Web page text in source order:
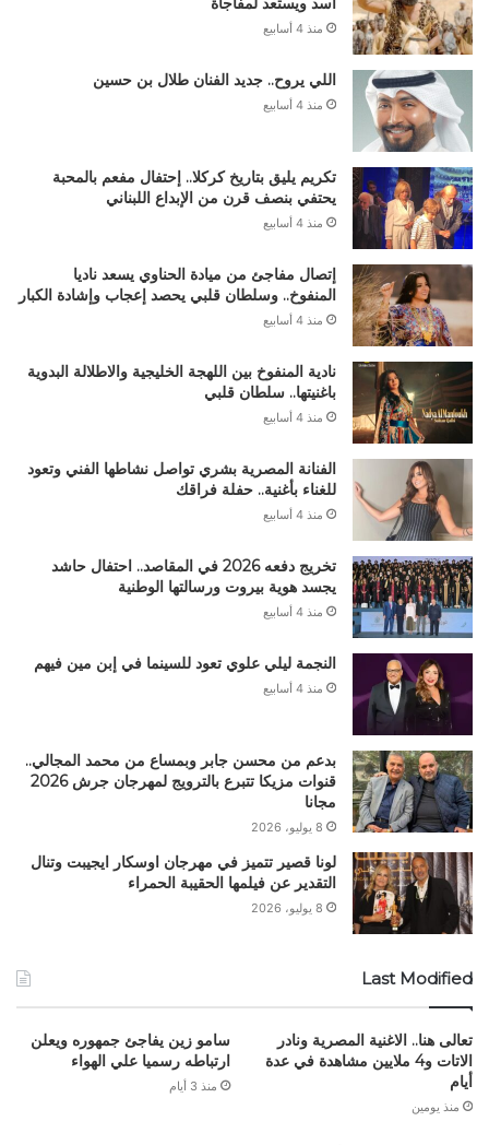
منذ 4 أسابيع
اللي يروح.. جديد الفنان طلال بن حسين
منذ 4 أسابيع
تكريم يليق بتاريخ كركلا.. إحتفال مفعم بالمحبة
يحتفي بنصف قرن من الإبداع اللبناني
منذ 4 أسابيع
إتصال مفاجئ من ميادة الحناوي يسعد ناديا
المنفوخ.. وسلطان قلبي يحصد إعجاب وإشادة الكبار
منذ 4 أسابيع
نادية المنفوخ بين اللهجة الخليجية والاطلالة البدوية
باغنيتها.. سلطان قلبي
منذ 4 أسابيع
الفنانة المصرية بشري تواصل نشاطها الفني وتعود
للغناء بأغنية.. حفلة فراقك
منذ 4 أسابيع
تخريج دفعه 2026 في المقاصد.. احتفال حاشد
يجسد هوية بيروت ورسالتها الوطنية
منذ 4 أسابيع
النجمة ليلي علوي تعود للسينما في إبن مين فيهم
منذ 4 أسابيع
بدعم من محسن جابر وبمساع من محمد المجالي..
قنوات مزيكا تتبرع بالترويج لمهرجان جرش 2026
مجانا
8 يوليو، 2026
لونا قصير تتميز في مهرجان اوسكار ايجيبت وتنال
التقدير عن فيلمها الحقيبة الحمراء
8 يوليو، 2026
Last Modified
تعالى هنا.. الاغنية المصرية ونادر
الاتات و4 ملايين مشاهدة في عدة
أيام
منذ يومين
سامو زين يفاجئ جمهوره ويعلن
ارتباطه رسميا علي الهواء
منذ 3 أيام